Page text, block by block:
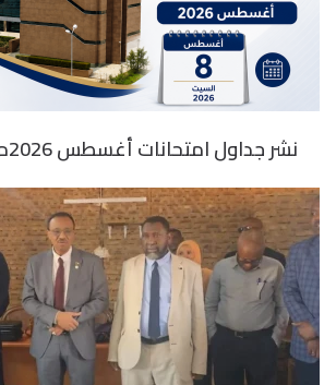
نشر جداول امتحانات أغسطس 2026م